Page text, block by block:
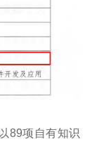
89项自有知识